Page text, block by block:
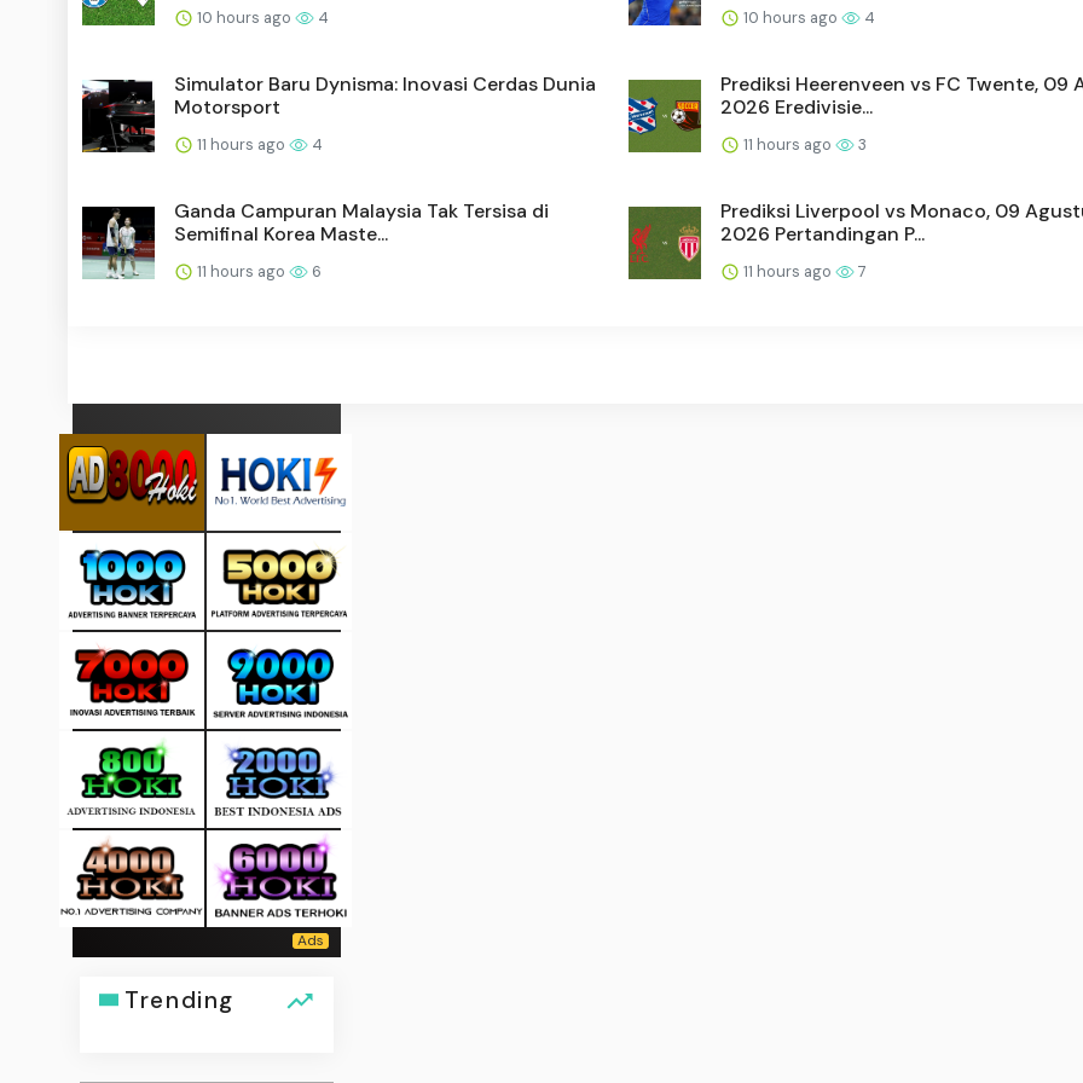
10 hours ago 4 10 hours ago 4
Simulator Baru Dynisma: Inovasi Cerdas Dunia
Motorsport
11 hours ago 4
Prediksi Heerenveen vs FC Twente, 09
2026 Eredivisie...
11 hours ago 3
Ganda Campuran Malaysia Tak Tersisa di
Semifinal Korea Maste...
11 hours ago 6
Prediksi Liverpool vs Monaco, 09
2026 Pertandingan P...
11 hours ago 7
Trending